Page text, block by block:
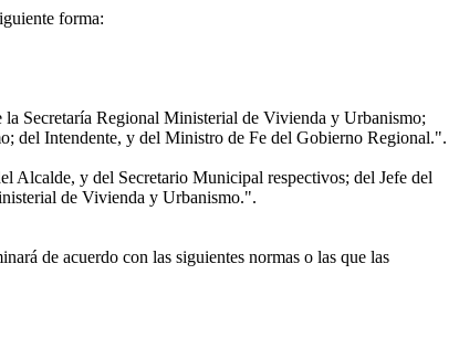
forma:
Secretaría Regional Ministerial de Vivienda y Urbanismo;
del Intendente, y del Ministro de Fe del Gobierno Regional.".
Alcalde, y del Secretario Municipal respectivos; del Jefe del
de Vivienda y Urbanismo.".
de acuerdo con las siguientes normas o las que las